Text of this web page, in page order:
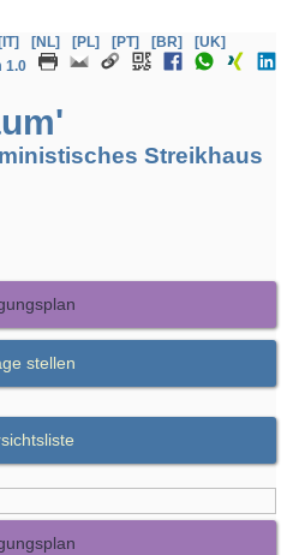
[IT] [NL] [PL] [PT] [BR]
[UK]
1.0
Streikhaus
stellen